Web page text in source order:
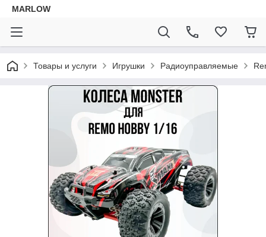
MARLOW
Товары и услуги Игрушки Радиоуправляемые